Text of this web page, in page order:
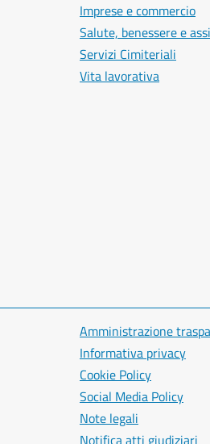
Imprese e commercio
Salute, benessere e
Servizi Cimiteriali
Vita lavorativa
Amministrazione
Informativa privacy
Cookie Policy
Social Media Policy
Note legali